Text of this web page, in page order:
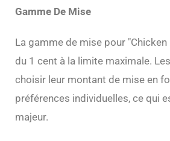
Gamme De Mise
La gamme de mise pour "Chicken
du 1 cent à la limite maximale.
choisir leur montant de mise en
préférences individuelles, ce qui
majeur.